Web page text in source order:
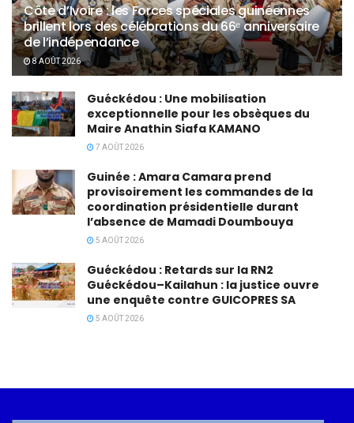
Côte d’Ivoire : les Forces spéciales guinéennes
brillent lors des célébrations du 66ᵉ anniversaire
de l’indépendance
8 AOÛT 2026
Guéckédou : Une mobilisation
exceptionnelle pour les obsèques du
Maire Anathin Siafa KAMANO
7 AOÛT 2026
Guinée : Amara Camara prend
provisoirement les commandes de la
coordination présidentielle durant
l’absence de Mamadi Doumbouya
5 AOÛT 2026
Guéckédou : Retards sur la RN2
Guéckédou–Kailahun : la justice ouvre
une enquête contre GUICOPRES SA
5 AOÛT 2026